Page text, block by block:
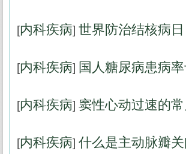
[内科疾病] 世界防治结核病
[内科疾病] 国人糖尿病患病
[内科疾病] 窦性心动过速的常
[内科疾病] 什么是主动脉瓣